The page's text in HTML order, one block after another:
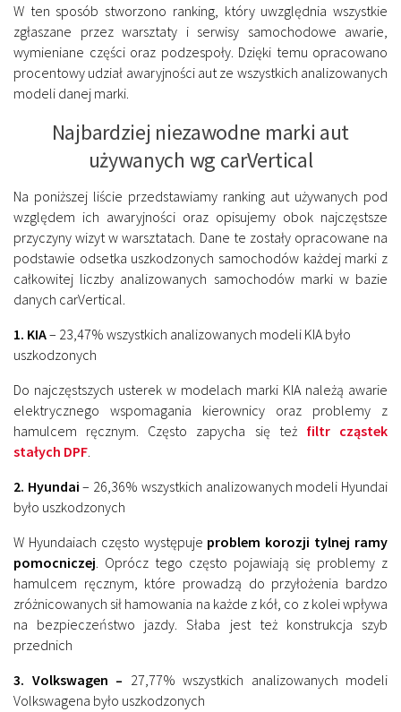
W ten sposób stworzono ranking, który uwzględnia wszystkie
zgłaszane przez warsztaty i serwisy samochodowe awarie,
wymieniane części oraz podzespoły. Dzięki temu opracowano
procentowy udział awaryjności aut ze wszystkich analizowanych
modeli danej marki.
Najbardziej niezawodne marki aut
używanych wg carVertical
Na poniższej liście przedstawiamy ranking aut używanych pod
względem ich awaryjności oraz opisujemy obok najczęstsze
przyczyny wizyt w warsztatach. Dane te zostały opracowane na
podstawie odsetka uszkodzonych samochodów każdej marki z
całkowitej liczby analizowanych samochodów marki w bazie
danych carVertical.
1. KIA– 23,47% wszystkich analizowanych modeli KIA było
uszkodzonych
Do najczęstszych usterek w modelach marki KIA należą awarie
elektrycznego wspomagania kierownicy oraz problemy z
hamulcem ręcznym. Często zapycha się też filtr cząstek
stałych DPF.
2. Hyundai– 26,36% wszystkich analizowanych modeli Hyundai
było uszkodzonych
W Hyundaiach często występuje problem korozji tylnej ramy
pomocniczej. Oprócz tego często pojawiają się problemy z
hamulcem ręcznym, które prowadzą do przyłożenia bardzo
zróżnicowanych sił hamowania na każde z kół, co z kolei wpływa
na bezpieczeństwo jazdy. Słaba jest też konstrukcja szyb
przednich
3. Volkswagen – 27,77% wszystkich analizowanych modeli
Volkswagena było uszkodzonych